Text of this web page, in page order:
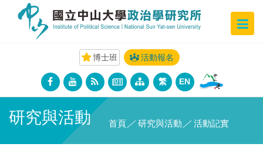
博士班 活動報名
繁 EN
研究與活動 首頁 ／ 研究與活動 ／ 活動記實